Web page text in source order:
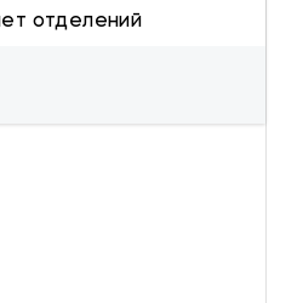
отделений